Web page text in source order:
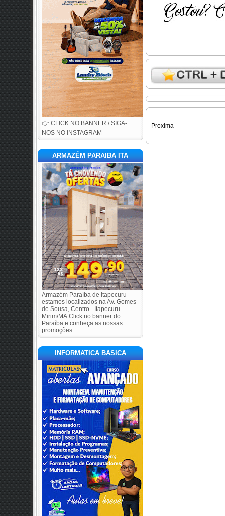
👉 CLICK NO BANNER / SIGA-
NOS NO INSTAGRAM
ARMAZÉM PARAIBA ITA
Armazém Paraíba de Itapecuru
estamos localizados na Av. Gomes
de Sousa, Centro - Itapecuru
Mirim/MA.Click no banner do
Paraíba e conheça as nossas
promoções.
INFORMATICA BASICA
Proxima